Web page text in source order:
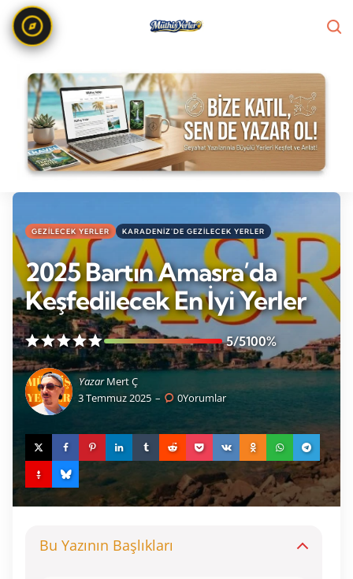
GEZILECEK YERLER KARADENIZ'DE GEZILECEK YERLER
2025 Bartın Amasra’da
Keşfedilecek En İyi Yerler
5/5100%
Yazar Mert Ç
3 Temmuz 2025
0Yorumlar
Bu Yazının Başlıkları